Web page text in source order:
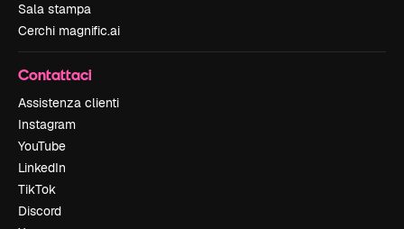
Sala stampa
Cerchi magnific.ai
Contattaci
Assistenza clienti
Instagram
YouTube
LinkedIn
TikTok
Discord